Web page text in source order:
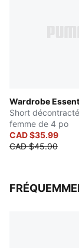
Wardrobe
Short
femme de 4 po
CAD $35.99
CAD $45.00